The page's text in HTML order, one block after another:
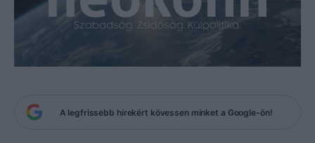
A legfrissebb hírekért kövessen minket a Google-ön!